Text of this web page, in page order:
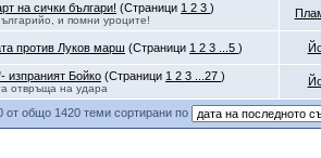
на сички българи! (Страници 123)
и помни уроците!
против Луков марш (Страници 123 ...5)
изпраният Бойко (Страници 123 ...27)
отвръща на удара
от общо 1420 теми сортирани по